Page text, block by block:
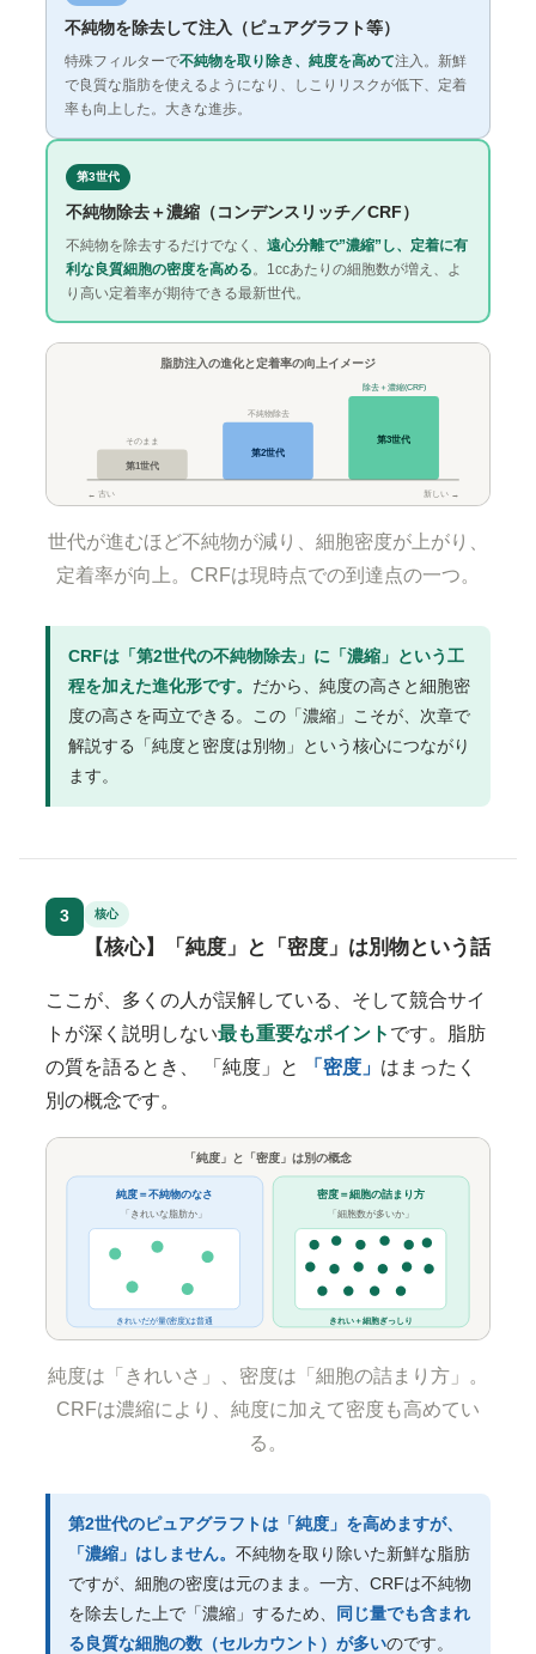
不純物を除去して注入（ピュアグラフト等）
特殊フィルターで不純物を取り除き、純度を高めて注入。新鮮
で良質な脂肪を使えるようになり、しこりリスクが低下、定着
率も向上した。大きな進歩。
第3世代
不純物除去＋濃縮（コンデンスリッチ／CRF）
不純物を除去するだけでなく、 遠心分離で”濃縮”し、定着に有
利な良質細胞の密度を高める。1ccあたりの細胞数が増え、よ
り高い定着率が期待できる最新世代。
脂肪注入の進化と定着率の向上イメージ
第1世代
そのまま
第2世代
不純物除去
第3世代
除去＋濃縮(CRF)
← 古い 新しい →
世代が進むほど不純物が減り、細胞密度が上がり、
定着率が向上。CRFは現時点での到達点の一つ。
CRFは「第2世代の不純物除去」に「濃縮」という工
程を加えた進化形です。 だから、純度の高さと細胞密
度の高さを両立できる。この「濃縮」こそが、次章で
解説する「純度と密度は別物」という核心につながり
ます。
3 核心
【核心】「純度」と「密度」は別物という話
ここが、多くの人が誤解している、そして競合サイ
トが深く説明しない最も重要なポイント です。脂肪
の質を語るとき、
「純度」 と 「密度」 はまったく
別の概念です。
「純度」と「密度」は別の概念
純度＝不純物のなさ
「きれいな脂肪か」
きれいだが量(密度)は普通
密度＝細胞の詰まり方
「細胞数が多いか」
きれい＋細胞ぎっしり
純度は「きれいさ」、密度は「細胞の詰まり方」。
CRFは濃縮により、純度に加えて密度も高めてい
る。
第2世代のピュアグラフトは「純度」を高めますが、
「濃縮」はしません。 不純物を取り除いた新鮮な脂肪
ですが、細胞の密度は元のまま。一方、CRFは不純物
を除去した上で「濃縮」するため、
同じ量でも含まれ
る良質な細胞の数（セルカウント）が多いのです。